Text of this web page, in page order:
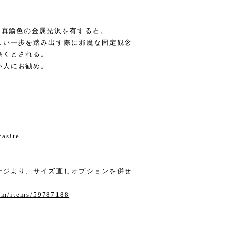
鍮色の金属光沢を有する石。
一歩を踏み出す際に邪魔な固定観念
とされる。
にお勧め。
より、サイズ直しオプションを併せ
items/59787188